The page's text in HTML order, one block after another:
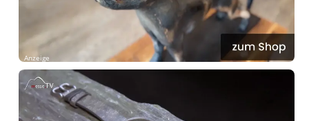
Anzeige